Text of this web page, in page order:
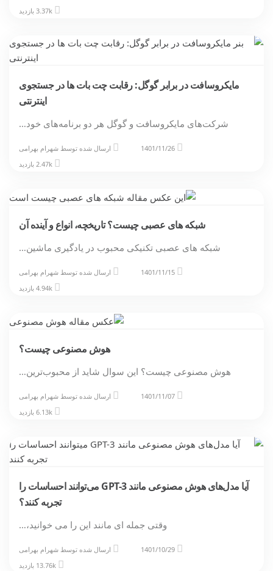
مایکروسافت در برابر گوگل: رقابت چت بات ها در جستجوی
اینترنتی
شرکت‌های مایکروسافت و گوگل هر دو برنامه‌های خود…
1401/11/26 ارسال شده توسط شهرام بهرامی
شبکه های عصبی چیست؟ تاریخچه، انواع و آینده آن
شبکه‌ های عصبی تکنیکی محبوب در یادگیری ماشین…
1401/11/15 ارسال شده توسط شهرام بهرامی
هوش مصنوعی چیست؟
هوش مصنوعی چیست؟ این سوال شاید از محبوب‌ترین…
1401/11/07 ارسال شده توسط شهرام بهرامی
آیا مدل‌های هوش مصنوعی مانند GPT-3 می‌توانند احساسات را
تجربه کنند؟
وقتی جمله ای مانند این را می خوانید،…
1401/10/29 ارسال شده توسط شهرام بهرامی